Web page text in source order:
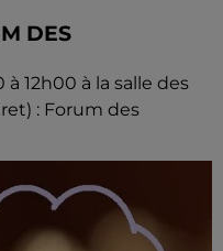
DES
12h00 à la salle des
: Forum des